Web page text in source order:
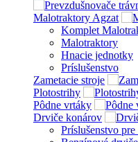
Malotraktory Agzat
Komplet
Malotraktory
Hnacie jednotky
Príslušenstvo
Zametacie stroje
Plotostrihy
Pôdne vrtáky
Drviče konárov
Príslušenstvo